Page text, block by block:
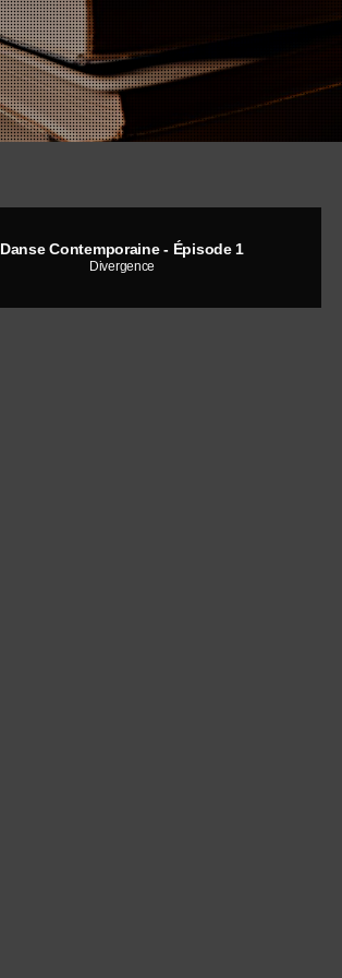
Danse Contemporaine - Épisode 1
Divergence